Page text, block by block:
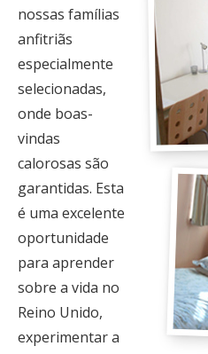
nossas famílias
anfitriãs
especialmente
selecionadas,
onde boas-
vindas
calorosas são
garantidas. Esta
é uma excelente
oportunidade
para aprender
sobre a vida no
Reino Unido,
experimentar a